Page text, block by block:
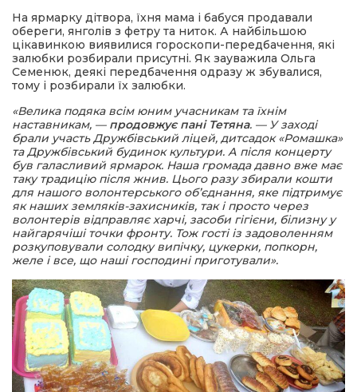
На ярмарку дітвора, їхня мама і бабуся продавали
обереги, янголів з фетру та ниток. А найбільшою
цікавинкою виявилися гороскопи-передбачення, які
залюбки розбирали присутні. Як зауважила Ольга
Семенюк, деякі передбачення одразу ж збувалися,
тому і розбирали їх залюбки.
«Велика подяка всім юним учасникам та їхнім
наставникам, — продовжує пані Тетяна. — У заході
брали участь Дружбівський ліцей, дитсадок «Ромашка»
та Дружбівський будинок культури. А після концерту
був галасливий ярмарок. Наша громада давно вже має
таку традицію після жнив. Цього разу збирали кошти
для нашого волонтерського об’єднання, яке підтримує
як наших земляків-захисників, так і просто через
волонтерів відправляє харчі, засоби гігієни, білизну у
найгарячіші точки фронту. Тож гості із задоволенням
розкуповували солодку випічку, цукерки, попкорн,
желе і все, що наші господині приготували».